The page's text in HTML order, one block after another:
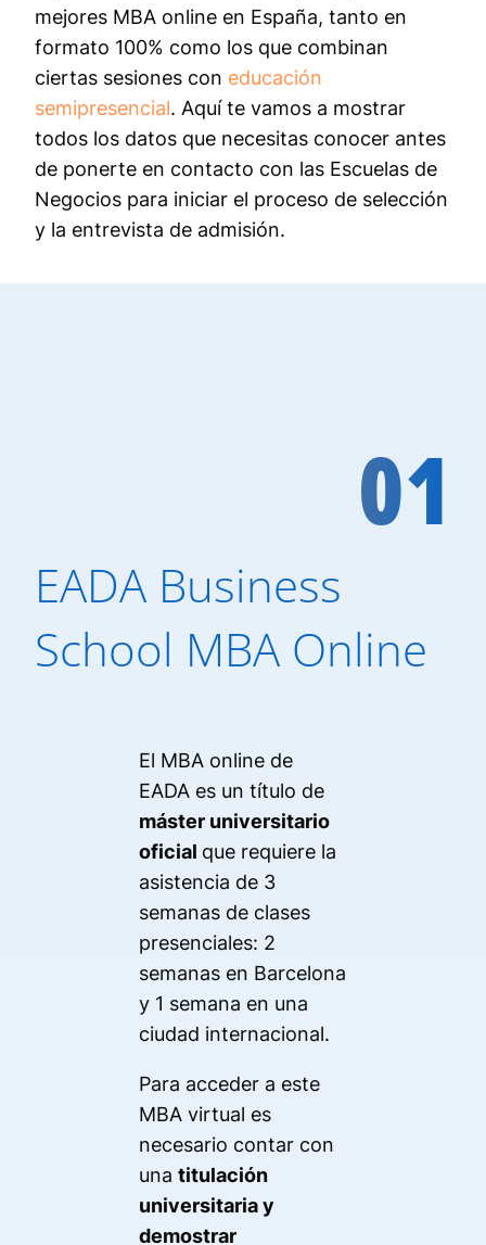
mejores MBA online en España, tanto en
formato 100% como los que combinan
ciertas sesiones con educación
semipresencial. Aquí te vamos a mostrar
todos los datos que necesitas conocer antes
de ponerte en contacto con las Escuelas de
Negocios para iniciar el proceso de selección
y la entrevista de admisión.
01
EADA Business
School MBA Online
El MBA online de
EADA es un título de
máster universitario
oficial que requiere la
asistencia de 3
semanas de clases
presenciales: 2
semanas en Barcelona
y 1 semana en una
ciudad internacional.
Para acceder a este
MBA virtual es
necesario contar con
una titulación
universitaria y
demostrar